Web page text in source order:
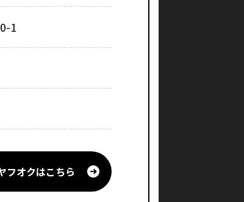
1
フオクはこちら